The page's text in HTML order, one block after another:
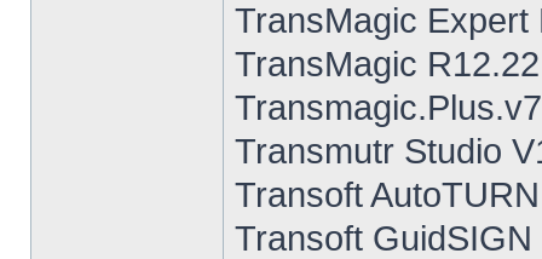
TransMagic Expert
TransMagic
Transmutr Studio
Transoft
Transoft